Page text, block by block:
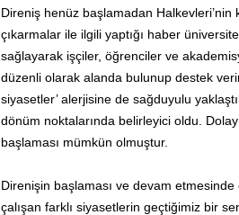
Direniş henüz başlamadan Halkevleri’nin
çıkarmalar ile ilgili yaptığı haber
sağlayarak işçiler, öğrenciler ve
düzenli olarak alanda bulunup destek
siyasetler’ alerjisine de sağduyulu
dönüm noktalarında belirleyici oldu.
başlaması mümkün olmuştur.
Direnişin başlaması ve devam
çalışan farklı siyasetlerin geçtiğimiz bir